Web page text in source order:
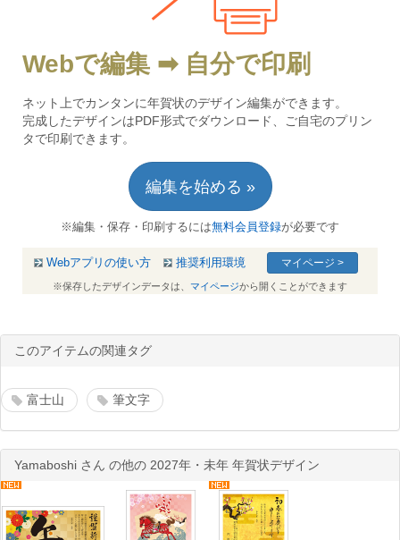
Webで編集 ➡ 自分で印刷
ネット上でカンタンに年賀状のデザイン編集ができます。
完成したデザインはPDF形式でダウンロード、ご自宅のプリン
タで印刷できます。
編集を始める »
※編集・保存・印刷するには無料会員登録が必要です
Webアプリの使い方 推奨利用環境 マイページ >
※保存したデザインデータは、 マイページから開くことができます
このアイテムの関連タグ
富士山 筆文字
Yamaboshi さん の他の 2027年・未年 年賀状デザイン